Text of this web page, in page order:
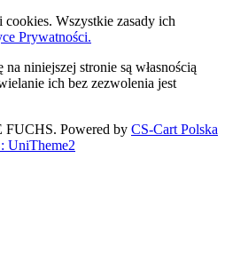
Wszystkie zasady ich
Prywatności.
niniejszej stronie są własnością
ich bez zezwolenia jest
Powered by CS-Cart Polska
UniTheme2